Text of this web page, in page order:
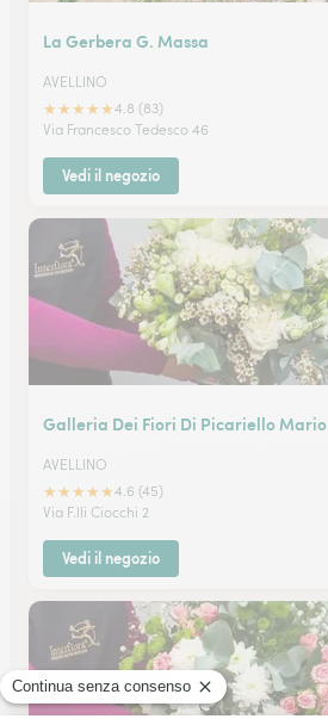
La Gerbera G. Massa
AVELLINO
★★★★★4.8 (83)
Via Francesco Tedesco 46
Vedi il negozio
Galleria Dei Fiori Di Picariello Mario
AVELLINO
★★★★★4.6 (45)
Via F.lli Ciocchi 2
Vedi il negozio